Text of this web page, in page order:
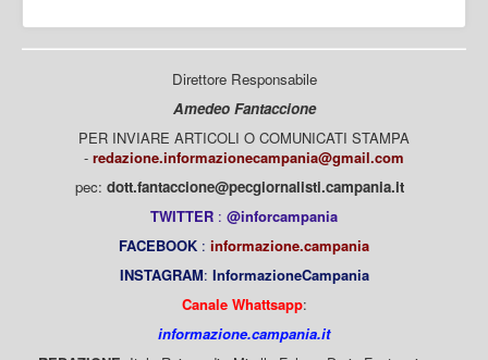
Direttore Responsabile
Amedeo Fantaccione
PER INVIARE ARTICOLI O COMUNICATI STAMPA
- redazione.informazionecampania@gmail.com
pec: dott.fantaccione@pecgiornalisti.campania.it
TWITTER : @inforcampania
FACEBOOK : informazione.campania
INSTAGRAM: InformazioneCampania
Canale Whattsapp:
informazione.campania.it